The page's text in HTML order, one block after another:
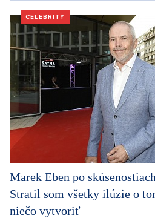
CELEBRITY
Marek Eben po
Stratil som všetky ilúzie o
niečo vytvoriť